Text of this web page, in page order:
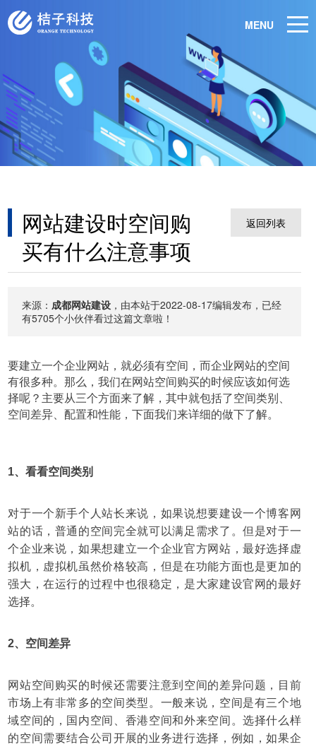
MENU
网站建设时空间购
买有什么注意事项
返回列表
来源：成都网站建设 ，由本站于2022-08-17编辑发布，已经
有5705个小伙伴看过这篇文章啦！
要建立一个企业网站，就必须有空间，而企业网站的空间
有很多种。那么，我们在网站空间购买的时候应该如何选
择呢？主要从三个方面来了解，其中就包括了空间类别、
空间差异、配置和性能，下面我们来详细的做下了解。
1、看看空间类别
对于一个新手个人站长来说，如果说想要建设一个博客网
站的话，普通的空间完全就可以满足需求了。但是对于一
个企业来说，如果想建立一个企业官方网站，最好选择虚
拟机，虚拟机虽然价格较高，但是在功能方面也是更加的
强大，在运行的过程中也很稳定，是大家建设官网的最好
选择。
2、空间差异
网站空间购买的时候还需要注意到空间的差异问题，目前
市场上有非常多的空间类型。一般来说，空间是有三个地
域空间的，国内空间、香港空间和外来空间。选择什么样
的空间需要结合公司开展的业务进行选择，例如，如果企